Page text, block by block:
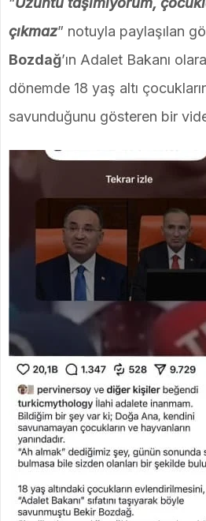
çıkmaz” notuyla paylaşılan
Bozdağ’ın Adalet Bakanı
dönemde 18 yaş altı
savunduğunu gösteren bir